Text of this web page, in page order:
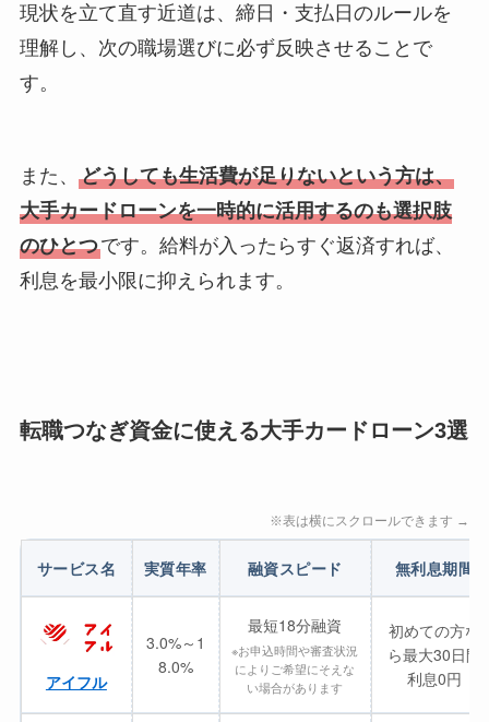
現状を立て直す近道は、締日・支払日のルールを
理解し、次の職場選びに必ず反映させることで
す。
また、 どうしても生活費が足りないという方は、
大手カードローンを一時的に活用するのも選択肢
のひとつです。給料が入ったらすぐ返済すれば、
利息を最小限に抑えられます。
転職つなぎ資金に使える大手カードローン3選
※表は横にスクロールできます →
サービス名 実質年率 融資スピード 無利息期間
アイフル
3.0%～1
8.0%
最短18分融資
※お申込時間や審査状況
によりご希望にそえな
い場合があります
初めての方な
ら最大30日間
利息0円